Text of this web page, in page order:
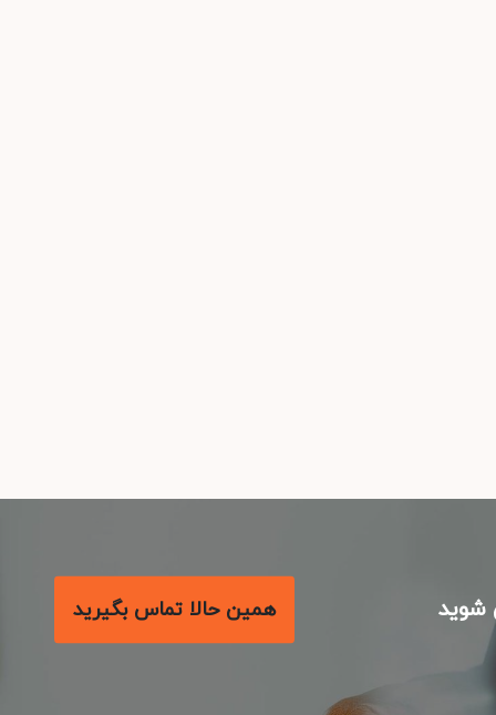
همین حالا تماس بگیرید